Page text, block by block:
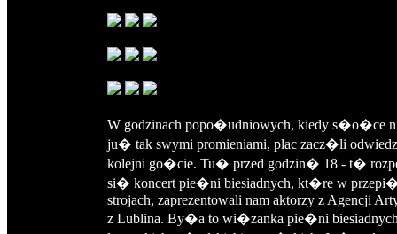
W godzinach popo�udniowych, kiedy s�o�ce
ju� tak swymi promieniami, plac zacz�li
kolejni go�cie. Tu� przed godzin� 18 - t�
si� koncert pie�ni biesiadnych, kt�re w
strojach, zaprezentowali nam aktorzy z Agencji
z Lublina. By�a to wi�zanka pie�ni